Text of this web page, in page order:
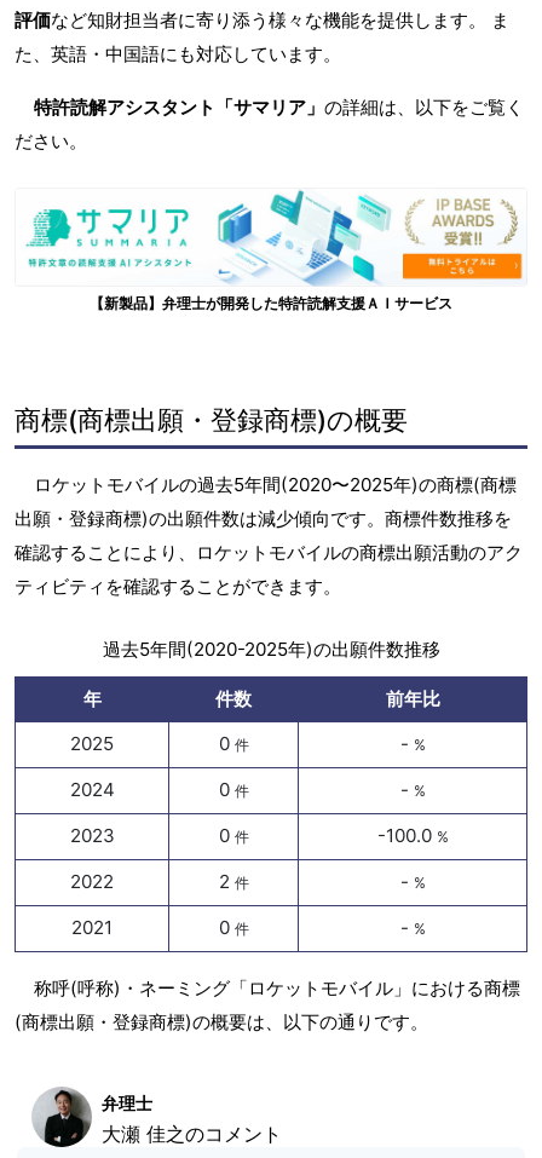
評価など知財担当者に寄り添う様々な機能を提供します。 ま
た、英語・中国語にも対応しています。
特許読解アシスタント「サマリア」 の詳細は、以下をご覧く
ださい。
【新製品】弁理士が開発した特許読解支援ＡＩサービス
商標(商標出願・登録商標)の概要
ロケットモバイルの過去5年間(2020〜2025年)の商標(商標
出願・登録商標)の出願件数は減少傾向です。商標件数推移を
確認することにより、ロケットモバイルの商標出願活動のアク
ティビティを確認することができます。
過去5年間(2020-2025年)の出願件数推移
年 件数
前年比
2025
0 件 - %
2024 0 件 - %
2023 0 件 -100.0 %
2022 2 件 - %
2021 0 件 - %
称呼(呼称)・ネーミング「ロケットモバイル」における商標
(商標出願・登録商標)の概要は、以下の通りです。
弁理士
大瀬 佳之のコメント